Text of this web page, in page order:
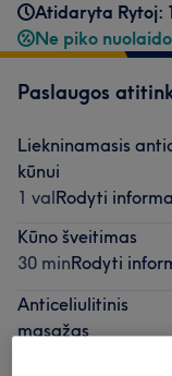
Atidaryta Rytoj:
Ne piko
Paslaugos
Liekninamasis
kūnui
1 valRodyti
Kūno šveitimas
30 minRodyti
Anticeliulitinis
masažas